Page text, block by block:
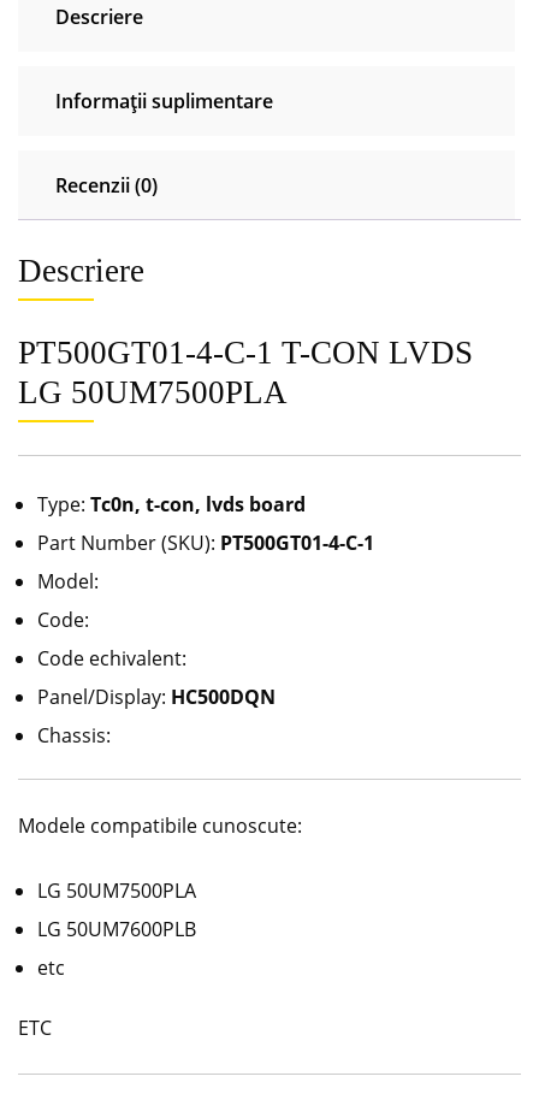
Descriere
Informații suplimentare
Recenzii (0)
Descriere
PT500GT01-4-C-1 T-CON LVDS
LG 50UM7500PLA
Type: Tc0n, t-con, lvds board
Part Number (SKU): PT500GT01-4-C-1
Model:
Code:
Code echivalent:
Panel/Display: HC500DQN
Chassis:
Modele compatibile cunoscute:
LG 50UM7500PLA
LG 50UM7600PLB
etc
ETC